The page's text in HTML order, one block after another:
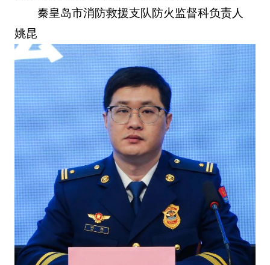
秦皇岛市消防救援支队防火监督科负责人
姚昆